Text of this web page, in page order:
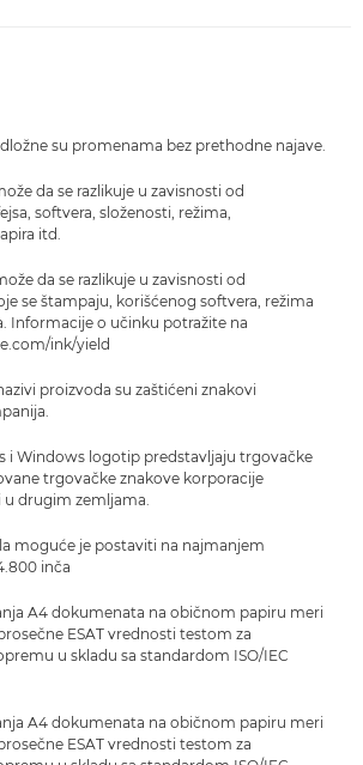
su promenama bez prethodne najave.
da se razlikuje u zavisnosti od
softvera, složenosti, režima,
itd.
da se razlikuje u zavisnosti od
se štampaju, korišćenog softvera, režima
Informacije o učinku potražite na
ink/yield
proizvoda su zaštićeni znakovi
i Windows logotip predstavljaju trgovačke
trgovačke znakove korporacije
u drugim zemljama.
moguće je postaviti na najmanjem
inča
A4 dokumenata na običnom papiru meri
ESAT vrednosti testom za
u skladu sa standardom ISO/IEC
A4 dokumenata na običnom papiru meri
ESAT vrednosti testom za